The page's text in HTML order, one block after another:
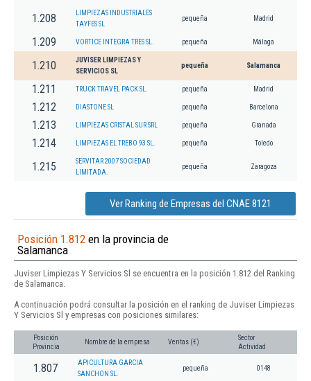
1.208
LIMPIEZAS INDUSTRIALES
TAYFES SL
pequeña Madrid
1.209 VORTICE INTEGRA TRES SL. pequeña Málaga
1.210
JUVISER LIMPIEZAS Y
SERVICIOS SL
pequeña Salamanca
1.211 TRUCK TRAVEL PACK SL. pequeña Madrid
1.212 DIASTONE SL pequeña Barcelona
1.213 LIMPIEZAS CRISTAL SUR SRL pequeña Granada
1.214 LIMPIEZAS EL TREBO 93 SL. pequeña Toledo
1.215
SERVITAR 2007 SOCIEDAD
LIMITADA.
pequeña Zaragoza
Ver Ranking de Empresas del CNAE 8121
Posición 1.812 en la provincia de
Salamanca
Juviser Limpiezas Y Servicios Sl se encuentra en la posición 1.812 del Ranking
de Salamanca.
A continuación podrá consultar la posición en el ranking de Juviser Limpiezas
Y Servicios Sl y empresas con posiciones similares:
Posición
Provincia
Nombre de la empresa Ventas (€)
Sector
Actividad
1.807
APICULTURA GARCIA
SANCHON SL.
pequeña 0148